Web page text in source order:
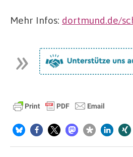
Mehr Infos: dortmund.de/